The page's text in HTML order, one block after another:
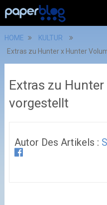
HOME
KULTUR
Extras zu Hunter x Hunter
Extras zu
vorgestellt
Autor Des Artikels :